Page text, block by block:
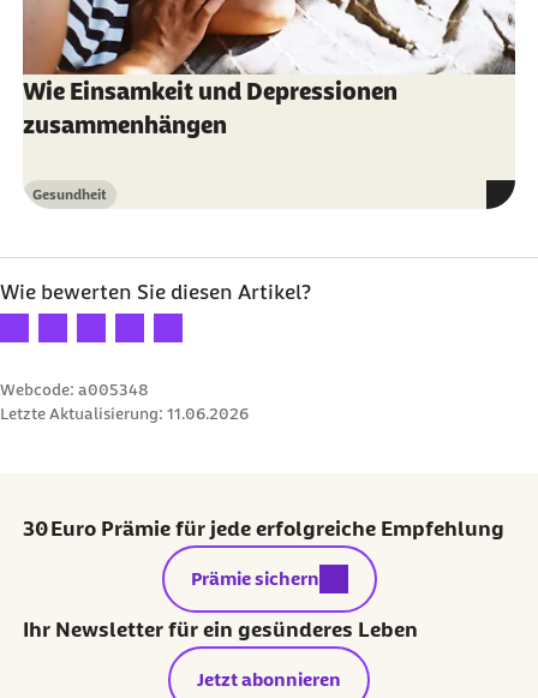
Wie Einsamkeit und Depressionen
zusammenhängen
Kategorie
Gesundheit
Wie bewerten Sie diesen Artikel?
Webcode: a005348
Letzte Aktualisierung: 11.06.2026
30 Euro Prämie für jede erfolgreiche Empfehlung
externer Link:
Prämie sichern
Ihr Newsletter für ein gesünderes Leben
Jetzt abonnieren